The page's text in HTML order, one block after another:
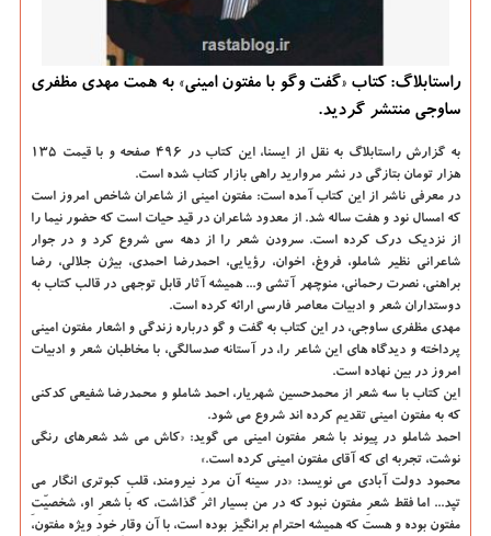
راستابلاگ: کتاب «گفت وگو با مفتون امینی» به همت مهدی مظفری
ساوجی منتشر گردید.
به گزارش راستابلاگ به نقل از ایسنا، این کتاب در ۴۹۶ صفحه و با قیمت ۱۳۵
هزار تومان بتازگی در نشر مروارید راهی بازار کتاب شده است.
در معرفی ناشر از این کتاب آمده است: مفتون امینی از شاعران شاخص امروز است
که امسال نود و هفت ساله شد. از معدود شاعران در قید حیات است که حضور نیما را
از نزدیک درک کرده است. سرودن شعر را از دهه سی شروع کرد و در جوار
شاعرانی نظیر شاملو، فروغ، اخوان، رؤیایی، احمدرضا احمدی، بیژن جلالی، رضا
براهنی، نصرت رحمانی، منوچهر آتشی و... همیشه آثار قابل توجهی در قالب کتاب به
دوستداران شعر و ادبیات معاصر فارسی ارائه کرده است.
مهدی مظفری ساوجی، در این کتاب به گفت و گو درباره زندگی و اشعار مفتون امینی
پرداخته و دیدگاه های این شاعر را، در آستانه صدسالگی، با مخاطبان شعر و ادبیات
امروز در بین نهاده است.
این کتاب با سه شعر از محمدحسین شهریار، احمد شاملو و محمدرضا شفیعی کدکنی
که به مفتون امینی تقدیم کرده اند شروع می شود.
احمد شاملو در پیوند با شعر مفتون امینی می گوید: «کاش می شد شعرهای رنگی
نوشت، تجربه ای که آقای مفتون امینی کرده است.»
محمود دولت آبادی می نویسد: «در سینه آن مردِ نیرومند، قلبِ کبوتری انگار می
تپد... اما فقط شعرِ مفتون نبود که در من بسیار اثر گذاشت، که با شعرِ او، شخصیّتِ
مفتون بوده و هست که همیشه احترام برانگیز بوده است، با آن وقارِ خودِ ویژه مفتون،